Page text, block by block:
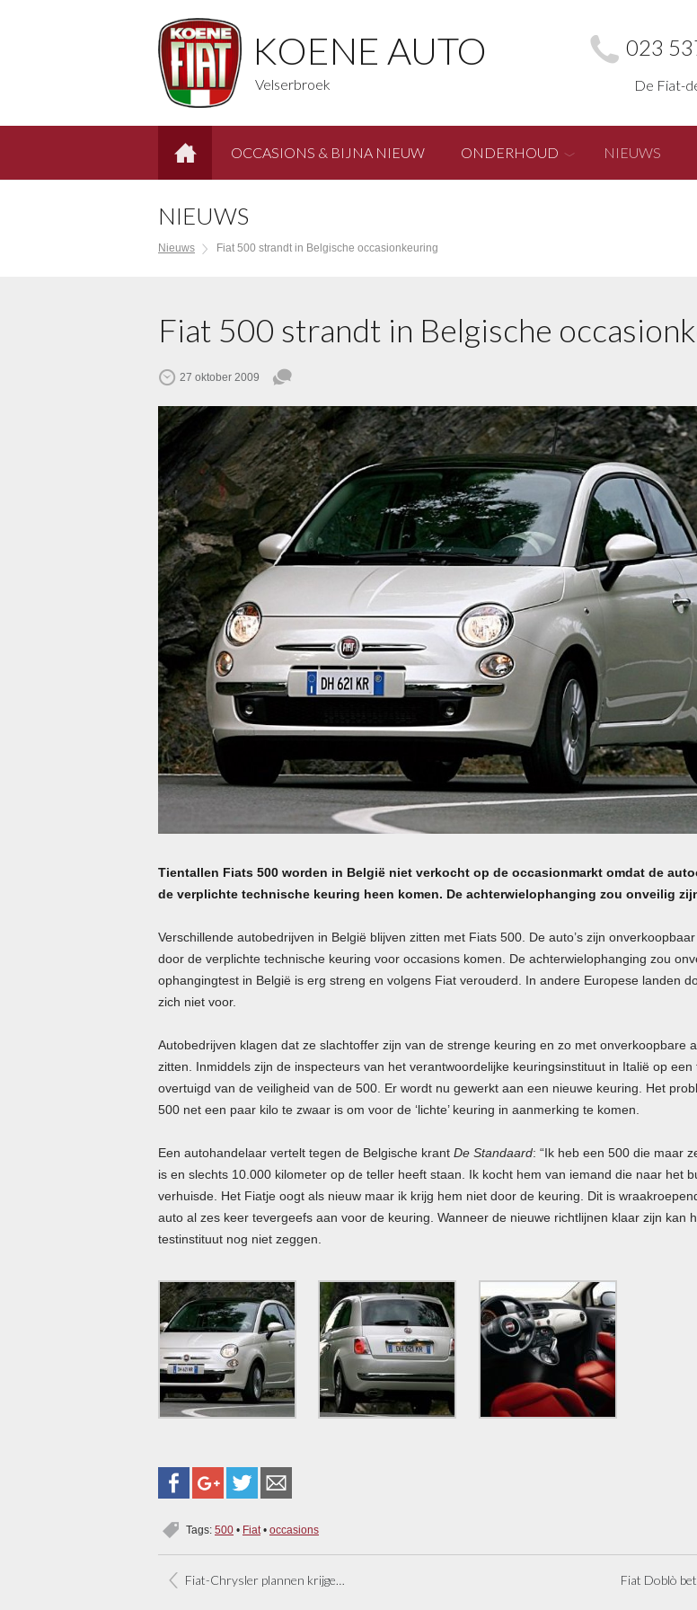
KOENE AUTO
Velserbroek
023
De Fiat-
OCCASIONS & BIJNA NIEUW ONDERHOUD NIEUWS
NIEUWS
Nieuws Fiat 500 strandt in Belgische occasionkeuring
Fiat 500 strandt in Belgische
27 oktober 2009
Tientallen Fiats 500 worden in België niet verkocht op de occasionmarkt omdat de
de verplichte technische keuring heen komen. De achterwielophanging zou onveilig
Verschillende autobedrijven in België blijven zitten met Fiats 500. De auto’s zijn
door de verplichte technische keuring voor occasions komen. De achterwielophanging zou
ophangingtest in België is erg streng en volgens Fiat verouderd. In andere Europese landen
zich niet voor.
Autobedrijven klagen dat ze slachtoffer zijn van de strenge keuring en zo met onverkoopbare
zitten. Inmiddels zijn de inspecteurs van het verantwoordelijke keuringsinstituut in Italië op een
overtuigd van de veiligheid van de 500. Er wordt nu gewerkt aan een nieuwe keuring. Het
500 net een paar kilo te zwaar is om voor de ‘lichte’ keuring in aanmerking te komen.
Een autohandelaar vertelt tegen de Belgische krant De Standaard: “Ik heb een 500 die maar
is en slechts 10.000 kilometer op de teller heeft staan. Ik kocht hem van iemand die naar het
verhuisde. Het Fiatje oogt als nieuw maar ik krijg hem niet door de keuring. Dit is
auto al zes keer tevergeefs aan voor de keuring. Wanneer de nieuwe richtlijnen klaar zijn kan
testinstituut nog niet zeggen.
Tags: 500 • Fiat • occasions
Fiat-Chrysler plannen krijgen gestalte Fiat Doblò